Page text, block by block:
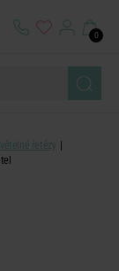
0
řetězy